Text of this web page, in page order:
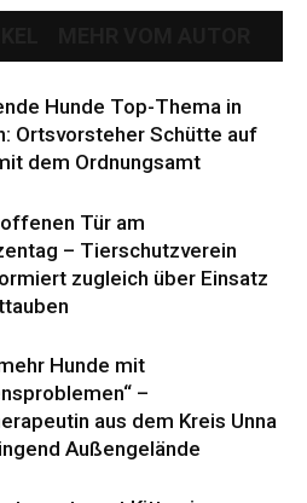
Hunde Top-Thema in
Ortsvorsteher Schütte auf
dem Ordnungsamt
Tür am
– Tierschutzverein
zugleich über Einsatz
Hunde mit
–
aus dem Kreis Unna
Außengelände